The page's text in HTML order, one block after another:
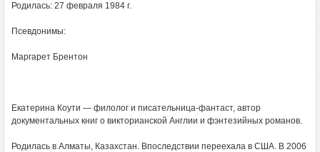
Родилась: 27 февраля 1984 г.
Псевдонимы:
Маргарет Брентон
Екатерина Коути — филолог и писательница-фантаст, автор
документальных книг о викторианской Англии и фэнтезийных романов.
Родилась в Алматы, Казахстан. Впоследствии переехала в США. В 2006